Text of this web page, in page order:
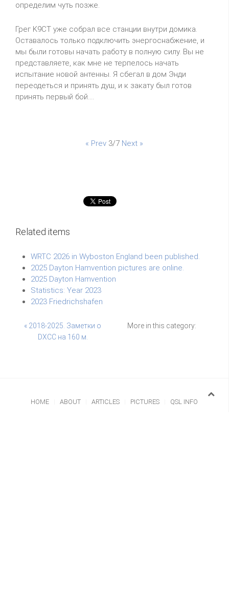
определим чуть позже.
Грег K9CT уже собрал все станции внутри домика.
Оставалось только подключить энергоснабжение, и
мы были готовы начать работу в полную силу. Вы не
представляете, как мне не терпелось начать
испытание новой антенны. Я сбегал в дом Энди
переодеться и принять душ, и к закату был готов
принять первый бой….
« Prev 3/7 Next »
Related items
WRTC 2026 in Wyboston England been published.
2025 Dayton Hamvention pictures are online.
2025 Dayton Hamvention
Statistics: Year 2023
2023 Friedrichshafen
More in this category:
« 2018-2025. Заметки о
DXCC на 160 м.
HOME ABOUT ARTICLES PICTURES QSL INFO